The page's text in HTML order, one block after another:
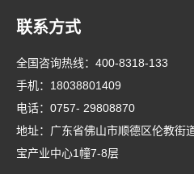
联系方式
全国咨询热线： 400-8318-133
手机： 18038801409
电话： 0757- 29808870
地址：广东省佛山市顺德区伦教街
宝产业中心1幢7-8层